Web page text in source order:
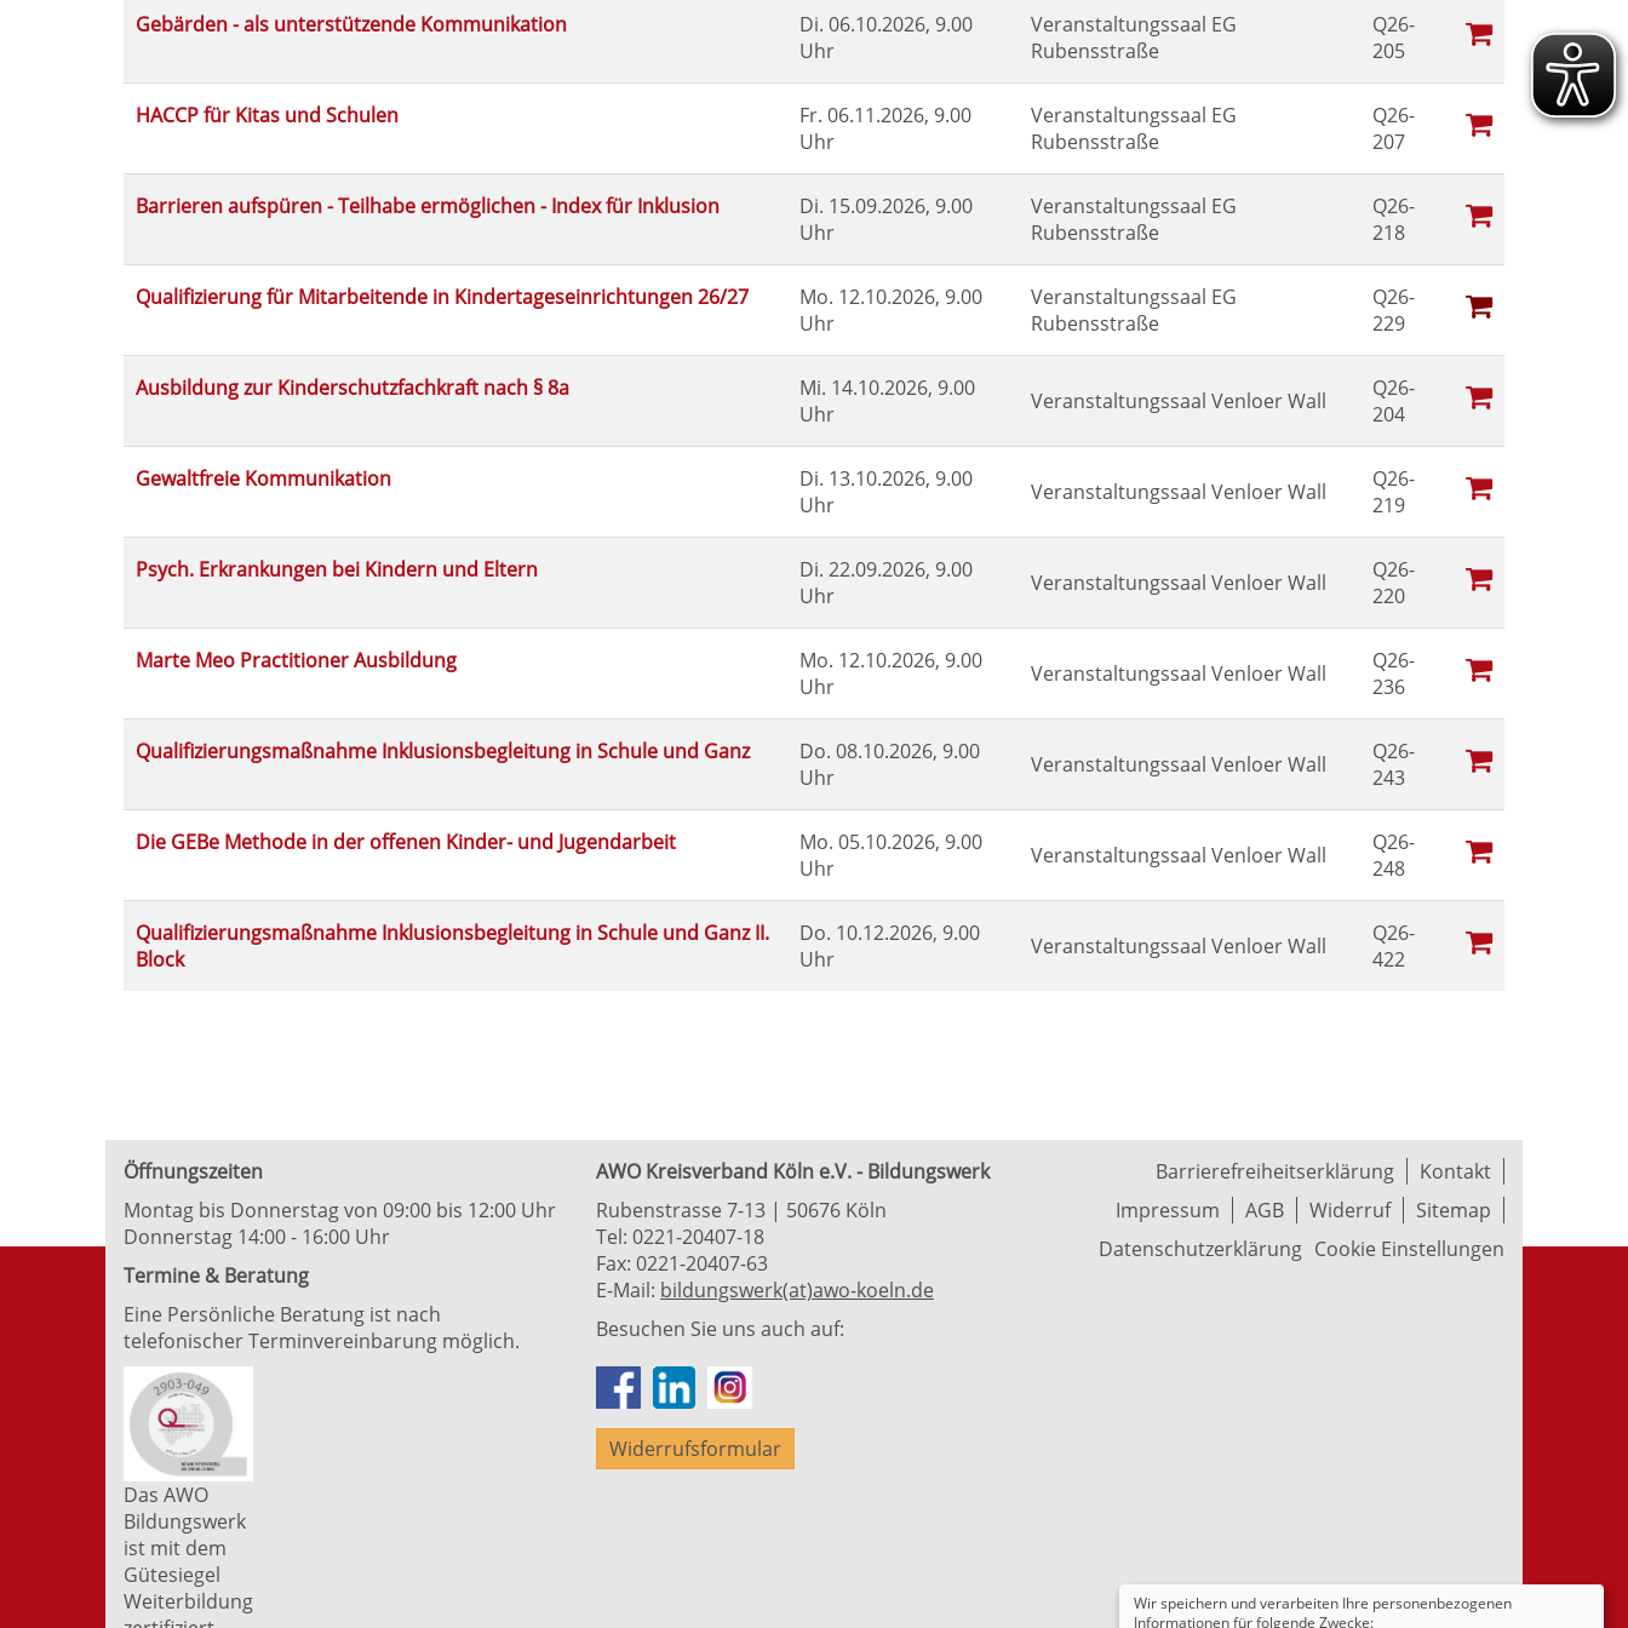
werden.
Gebärden - als unterstützende Kommunikation Di. 06.10.2026, 9.00
Uhr
Veranstaltungssaal EG
Rubensstraße
Q26-
205
HACCP für Kitas und Schulen Fr. 06.11.2026, 9.00
Uhr
Veranstaltungssaal EG
Rubensstraße
Q26-
207
Barrieren aufspüren - Teilhabe ermöglichen - Index für Inklusion Di. 15.09.2026, 9.00
Uhr
Veranstaltungssaal EG
Rubensstraße
Q26-
218
Qualifizierung für Mitarbeitende in Kindertageseinrichtungen 26/27 Mo. 12.10.2026, 9.00
Uhr
Veranstaltungssaal EG
Rubensstraße
Q26-
229
Ausbildung zur Kinderschutzfachkraft nach § 8a Mi. 14.10.2026, 9.00
Uhr
Veranstaltungssaal Venloer Wall
Q26-
204
Gewaltfreie Kommunikation Di. 13.10.2026, 9.00
Uhr
Veranstaltungssaal Venloer Wall
Q26-
219
Psych. Erkrankungen bei Kindern und Eltern Di. 22.09.2026, 9.00
Uhr
Veranstaltungssaal Venloer Wall
Q26-
220
Marte Meo Practitioner Ausbildung Mo. 12.10.2026, 9.00
Uhr
Veranstaltungssaal Venloer Wall
Q26-
236
Qualifizierungsmaßnahme Inklusionsbegleitung in Schule und Ganz Do. 08.10.2026, 9.00
Uhr
Veranstaltungssaal Venloer Wall
Q26-
243
Die GEBe Methode in der offenen Kinder- und Jugendarbeit Mo. 05.10.2026, 9.00
Uhr
Veranstaltungssaal Venloer Wall
Q26-
248
Qualifizierungsmaßnahme Inklusionsbegleitung in Schule und Ganz II.
Block
Do. 10.12.2026, 9.00
Uhr
Veranstaltungssaal Venloer Wall
Q26-
422
Öffnungszeiten
Montag bis Donnerstag von 09:00 bis 12:00 Uhr
Donnerstag 14:00 - 16:00 Uhr
Termine & Beratung
Eine Persönliche Beratung ist nach
telefonischer Terminvereinbarung möglich.
Das AWO
Bildungswerk
ist mit dem
Gütesiegel
Weiterbildung
AWO Kreisverband Köln e.V. - Bildungswerk
Rubenstrasse 7-13 | 50676 Köln
Tel: 0221-20407-18
Fax: 0221-20407-63
E-Mail: bildungswerk(at)awo-koeln.de
Besuchen Sie uns auch auf:
Widerrufsformular
Barrierefreiheitserklärung
Kontakt
Impressum
AGB Widerruf
Sitemap
Datenschutzerklärung Cookie Einstellungen
Wir speichern und verarbeiten Ihre personenbezogenen
Informationen für folgende Zwecke: